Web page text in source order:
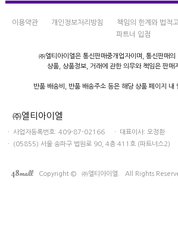
이용약관 개인정보처리방침 책임의 한계와 법적
파트너 입점
㈜엘티아이엘은 통신판매중개업자이며,
통신판매의
상품, 상품정보, 거래에 관한 의무와 책임은 판매
반품 배송비, 반품 배송주소 등은 해당 상품 페이지 내
㈜엘티아이엘
ㆍ 사업자등록번호: 409-87-02166 ㆍ 대표이사: 오정환
ㆍ (05855) 서울 송파구 법원로 90, 4층 411호 (파트너스2)
48mallCopyright © ㈜엘티아이엘. All Rights